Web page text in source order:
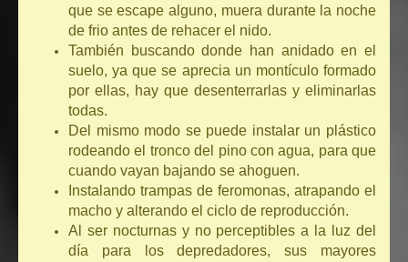
que se escape alguno, muera durante la noche
de frio antes de rehacer el nido.
También buscando donde han anidado en el
suelo, ya que se aprecia un montículo formado
por ellas, hay que desenterrarlas y eliminarlas
todas.
Del mismo modo se puede instalar un plástico
rodeando el tronco del pino con agua, para que
cuando vayan bajando se ahoguen.
Instalando trampas de feromonas, atrapando el
macho y alterando el ciclo de reproducción.
Al ser nocturnas y no perceptibles a la luz del
día para los depredadores, sus mayores